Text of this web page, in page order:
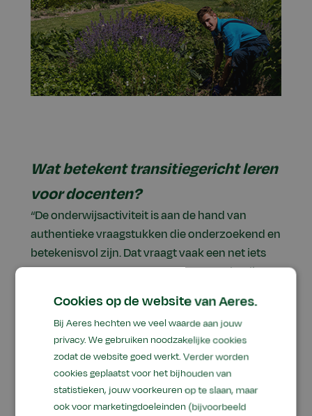
Wat betekent transitiegericht leren
voor docenten?
“De onderwijsactiviteit is aan de hand van
authentieke vraagstukken die onderzoekend en
betekenisvol zijn. Dat vraagt vaak een net iets
andere rol van docenten. In plaats van leerlingen
docenten vaak meer als ze een didactisch
coachende rol innemen zodat jongeren kunnen,
mogen en durven leren. Onderzoek van het
Nationaal Regieorgaan Onderwijsonderzoek
(NRO, red.) toont dit ook aan. Op scholen die al
met Leren voor Duurzame Ontwikkeling werken,
Cookies op de website van Aeres.
Bij Aeres hechten we veel waarde aan jouw
privacy. We gebruiken noodzakelijke cookies
zodat de website goed werkt. Verder worden
cookies geplaatst voor het bijhouden van
statistieken, jouw voorkeuren op te slaan, maar
ook voor marketingdoeleinden (bijvoorbeeld